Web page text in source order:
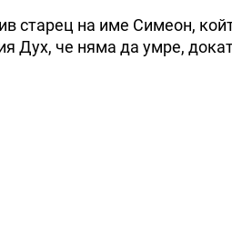
старец на име Симеон,
Дух, че няма да умре,